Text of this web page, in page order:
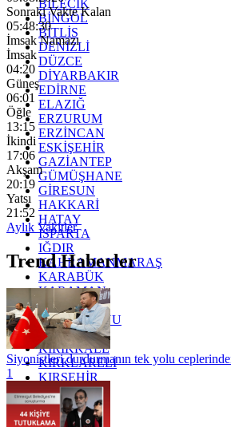
BİLECİK
BİNGÖL
BİTLİS
DENİZLİ
DÜZCE
DİYARBAKIR
EDİRNE
ELAZIĞ
ERZURUM
ERZİNCAN
ESKİŞEHİR
GAZİANTEP
GÜMÜŞHANE
GİRESUN
HAKKARİ
HATAY
ISPARTA
IĞDIR
KAHRAMANMARAŞ
KARABÜK
KARAMAN
KARS
KASTAMONU
KAYSERİ
KIRIKKALE
KIRKLARELİ
KIRŞEHİR
KOCAELİ
KONYA
KÜTAHYA
Sonraki Vakte Kalan
05:48:29
İmsak Namazı
İmsak
04:20
Güneş
06:01
Öğle
13:15
İkindi
17:06
Akşam
20:19
Yatsı
21:52
Aylık Vakitler
Trend Haberler
Siyonistleri durdurmanın tek yolu
1